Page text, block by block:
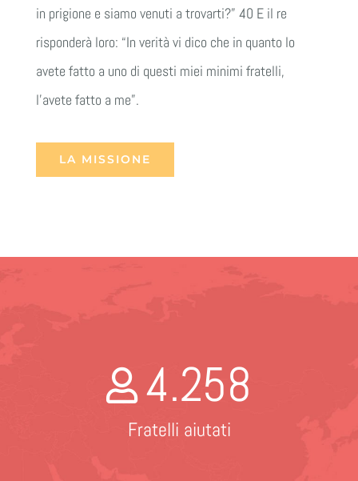
in prigione e siamo venuti a trovarti?” 40 E il re
risponderà loro: “In verità vi dico che in quanto lo
avete fatto a uno di questi miei minimi fratelli,
l’avete fatto a me”.
LA MISSIONE
4.258
Fratelli aiutati